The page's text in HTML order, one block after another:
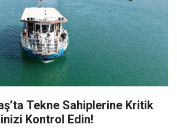
Tekne Sahiplerine Kritik
Kontrol Edin!